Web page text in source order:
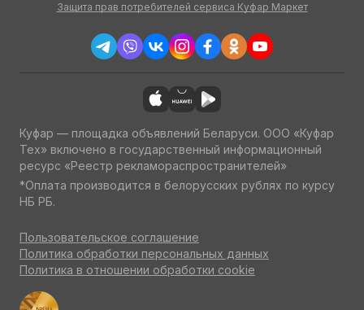
Защита прав потребителей сервиса Куфар Маркет
Куфар — площадка объявлений Беларуси. ООО «Куфар
Тех» включено в государственный информационный
ресурс «Реестр рекламораспространителей»
*Оплата производится в белорусских рублях по курсу
НБ РБ.
Пользовательское соглашение
Политика обработки персональных данных
Политика в отношении обработки cookie